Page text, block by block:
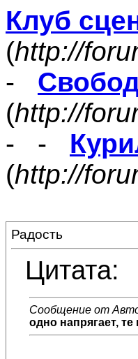
Клуб
(http://
-
(http://
- -
(http://
Радость
Цитата:
Сообщение от
одно напрягает,